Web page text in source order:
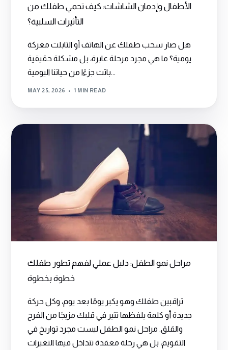
الأطفال وإدمان الشاشات: كيف تحمي طفلك من
التأثيرات السلبية؟
هل صار سحب طفلك عن الهاتف أو التابلت معركة
يومية؟ ما هي مجرد مرحلة عابرة، بل مشكلة حقيقية
باتت جزءًا من حياتنا اليومية...
MAY 25, 2026 1 MIN READ
مراحل نمو الطفل: دليل عملي لفهم تطور طفلك
خطوة بخطوة
تراقبين طفلك وهو يكبر يومًا بعد يوم، وكل حركة
جديدة أو كلمة يلفظها تثير في قلبك مزيجًا من الفرح
والقلق. مراحل نمو الطفل ليست مجرد تواريخ في
التقويم، بل هي رحلة معقدة تتداخل فيها التغيرات